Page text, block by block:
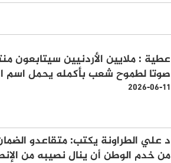
عطية : ملايين الأردنيين سيتابعون
صوتا لطموح شعب بأكمله يحمل اسم
2026-06-11
د علي الطراونة يكتب: متقاعدو
من خدم الوطن أن ينال نصيبه من